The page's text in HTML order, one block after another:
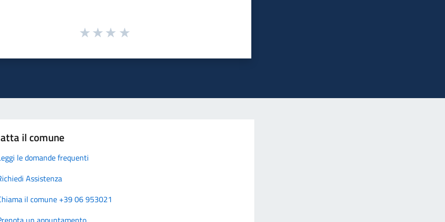
il comune
le domande frequenti
Assistenza
il comune +39 06 953021